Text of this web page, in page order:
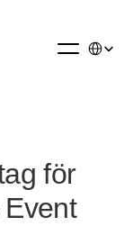
för
Event